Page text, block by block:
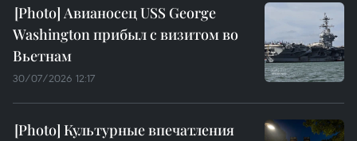
Авианосец USS George
Washington прибыл с визитом во
Вьетнам
30/07/2026 12:17
Культурные впечатления